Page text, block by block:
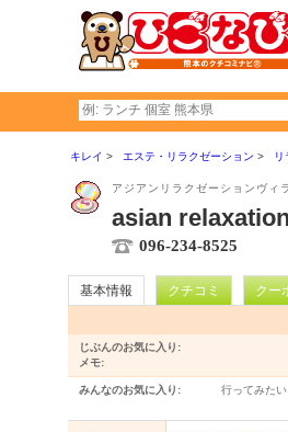
キレイ エステ・リラクゼーション
アジアンリラクゼーションヴィ
asian
096-234-8525
基本情報 クチコミ クー
じぶんのお気に入り:
メモ:
みんなのお気に入り: 行ってみたい